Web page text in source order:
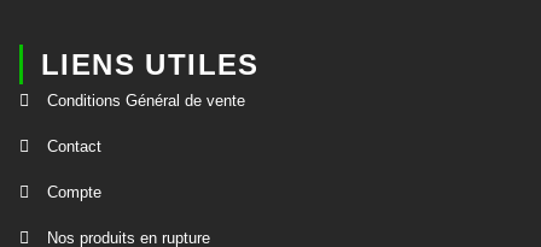
LIENS UTILES
Conditions Général de vente
Contact
Compte
Nos produits en rupture